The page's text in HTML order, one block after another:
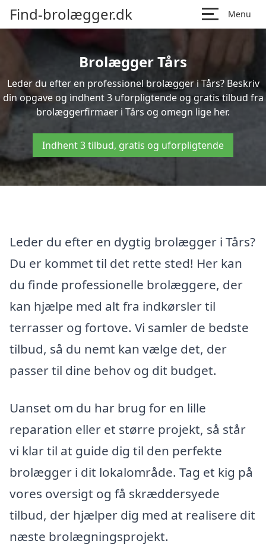
Find-brolægger.dk Menu
Brolægger Tårs
Leder du efter en professionel brolægger i Tårs? Beskriv
din opgave og indhent 3 uforpligtende og gratis tilbud fra
brolæggerfirmaer i Tårs og omegn lige her.
Indhent 3 tilbud, gratis og uforpligtende
Leder du efter en dygtig brolægger i Tårs?
Du er kommet til det rette sted! Her kan
du finde professionelle brolæggere, der
kan hjælpe med alt fra indkørsler til
terrasser og fortove. Vi samler de bedste
tilbud, så du nemt kan vælge det, der
passer til dine behov og dit budget.
Uanset om du har brug for en lille
reparation eller et større projekt, så står
vi klar til at guide dig til den perfekte
brolægger i dit lokalområde. Tag et kig på
vores oversigt og få skræddersyede
tilbud, der hjælper dig med at realisere dit
næste brolægningsprojekt.